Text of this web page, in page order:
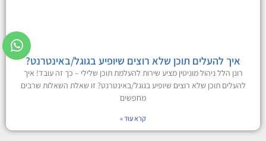
איך להעלים תוכן שלא רוצים שיופיע בגוגל/באינטרנט?
רונן הלל ניהול מוניטין מציע שירות להעלמת תוכן שלילי – כך זה עובד! איך
להעלים תוכן שלא רוצים שיופיע בגוגל/באינטרנט? זו שאלת השאלות שרבים
מחפשים
קרא עוד »